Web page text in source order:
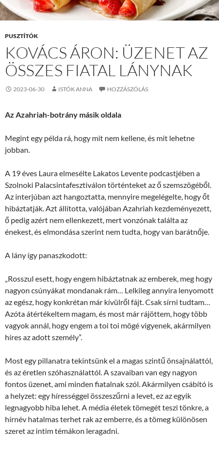
PUSZTÍTÓK
KOVÁCS ÁRON: ÜZENET AZ
ÖSSZES FIATAL LÁNYNAK
2023-06-30 ISTÓK ANNA HOZZÁSZÓLÁS
Az Azahriah-botrány másik oldala
Megint egy példa rá, hogy mit nem kellene, és mit lehetne
jobban.
A 19 éves Laura elmesélte Lakatos Levente podcastjében a
Szolnoki Palacsintafesztiválon történteket az ő szemszögéből.
Az interjúban azt hangoztatta, mennyire megelégelte, hogy őt
hibáztatják. Azt állította, valójában Azahriah kezdeményezett,
ő pedig azért nem ellenkezett, mert vonzónak találta az
énekest, és elmondása szerint nem tudta, hogy van barátnője.
A lány így panaszkodott:
„Rosszul esett, hogy engem hibáztatnak az emberek, meg hogy
nagyon csúnyákat mondanak rám… Lelkileg annyira lenyomott
az egész, hogy konkrétan már kívülről fájt. Csak sírni tudtam…
Azóta átértékeltem magam, és most már rájöttem, hogy több
vagyok annál, hogy engem a toi toi mögé vigyenek, akármilyen
híres az adott személy”.
Most egy pillanatra tekintsünk el a magas szintű önsajnálattól,
és az éretlen szóhasználattól. A szavaiban van egy nagyon
fontos üzenet, ami minden fiatalnak szól. Akármilyen csábító is
a helyzet: egy hírességgel összeszűrni a levet, ez az egyik
legnagyobb hiba lehet. A média életek tömegét teszi tönkre, a
hírnév hatalmas terhet rak az emberre, és a tömeg különösen
szeret az intim témákon leragadni.